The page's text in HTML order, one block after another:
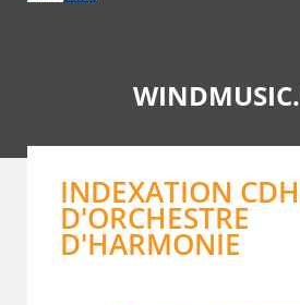
INDEXATION
D'ORCHESTRE
D'HARMONIE